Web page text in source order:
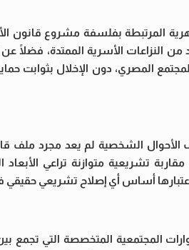
المرتبطة بفلسفة مشروع قانون
من النزاعات الأسرية الممتدة،
المصري، دون الإخلال بثوابت
الشخصية لم يعد مجرد ملف
تشريعية متوازنة تراعي
أساس أي إصلاح تشريعي حقيقي
المجتمعية المتخصصة التي تجمع